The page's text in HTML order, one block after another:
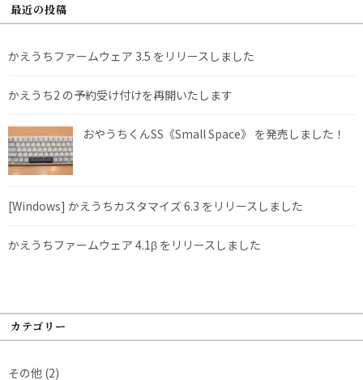
最近の投稿
かえうちファームウェア 3.5 をリリースしました
かえうち2 の予約受け付けを再開いたします
おやうちくんSS《Small Space》 を発売しました！
[Windows] かえうちカスタマイズ 6.3 をリリースしました
かえうちファームウェア 4.1β をリリースしました
カテゴリー
その他 (2)